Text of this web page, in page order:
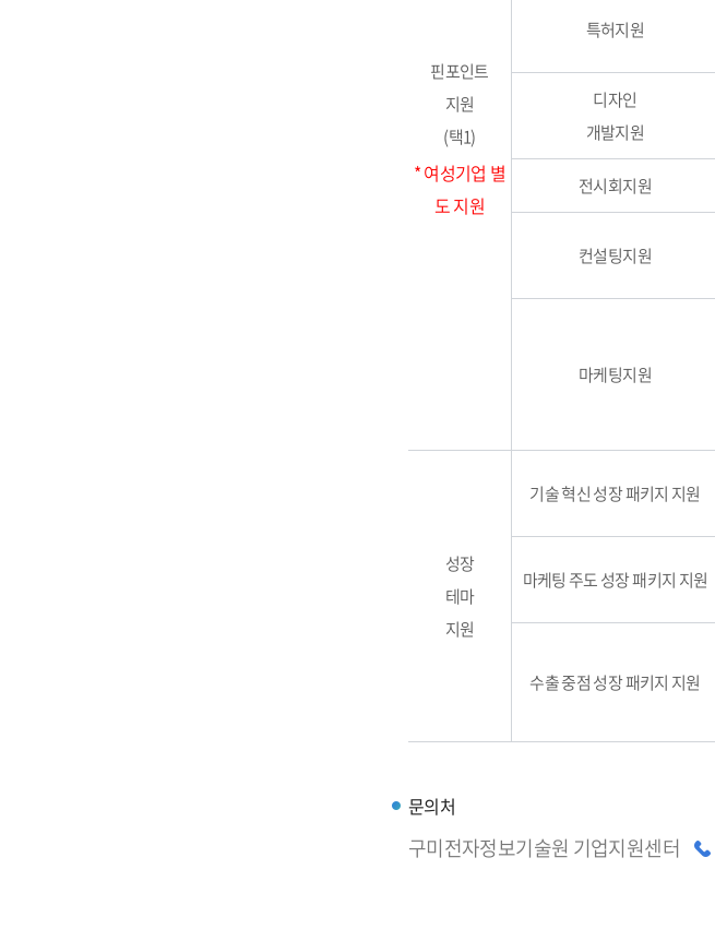
핀포인트
지원
(택1)
* 여성기업 별
도 지원
특허지원
디자인
개발지원
전시회지원
컨설팅지원
마케팅지원
성장
테마
지원
기술 혁신 성장 패키지 지원
마케팅 주도 성장 패키지 지원
수출 중점 성장 패키지 지원
문의처
구미전자정보기술원 기업지원센터